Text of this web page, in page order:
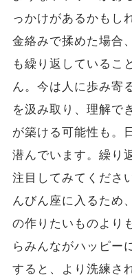
っかけがあるかもし
金絡みで揉めた場合
も繰り返しているこ
ん。今は人に歩み寄
を汲み取り、理解で
が築ける可能性も。
潜んでいます。繰り
注目してみてくださ
んびん座に入るため
の作りたいものより
らみんながハッピー
すると、より洗練さ